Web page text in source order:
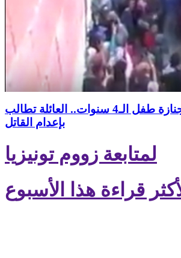
فيديو : خلال جنازة طفل الـ4 سنوات.. العائلة تطالب
بإعدام القاتل
لمتابعة زووم تونيزيا
قراءة هذا الأسبوع